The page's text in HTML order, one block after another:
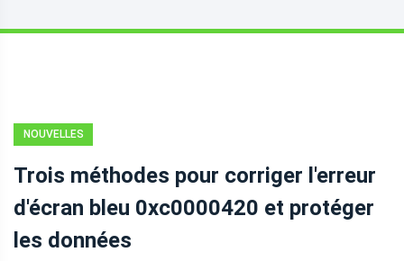
NOUVELLES
Trois méthodes pour corriger l'erreur
d'écran bleu 0xc0000420 et protéger
les données